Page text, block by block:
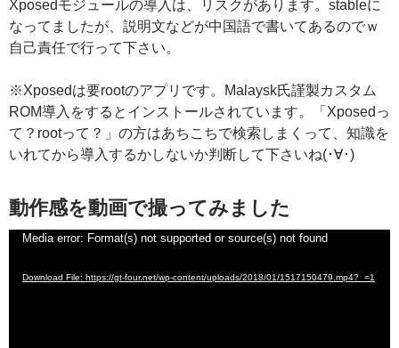
Xposedモジュールの導入は、リスクがあります。stableに
なってましたが、説明文などが中国語で書いてあるのでｗ
自己責任で行って下さい。
※Xposedは要rootのアプリです。Malaysk氏謹製カスタム
ROM導入をするとインストールされています。「Xposedっ
て？rootって？」の方はあちこちで検索しまくって、知識を
いれてから導入するかしないか判断して下さいね(･∀･)
動作感を動画で撮ってみました
Media error: Format(s) not supported or source(s) not found
Download File: https://gt-four.net/wp-content/uploads/2018/01/1517150479.mp4?_=1